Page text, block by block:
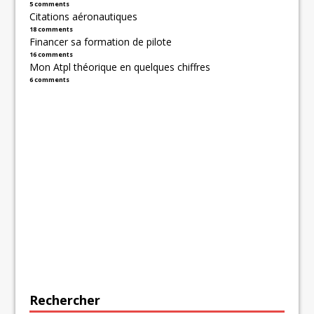
5 comments
Citations aéronautiques
18 comments
Financer sa formation de pilote
16 comments
Mon Atpl théorique en quelques chiffres
6 comments
Rechercher